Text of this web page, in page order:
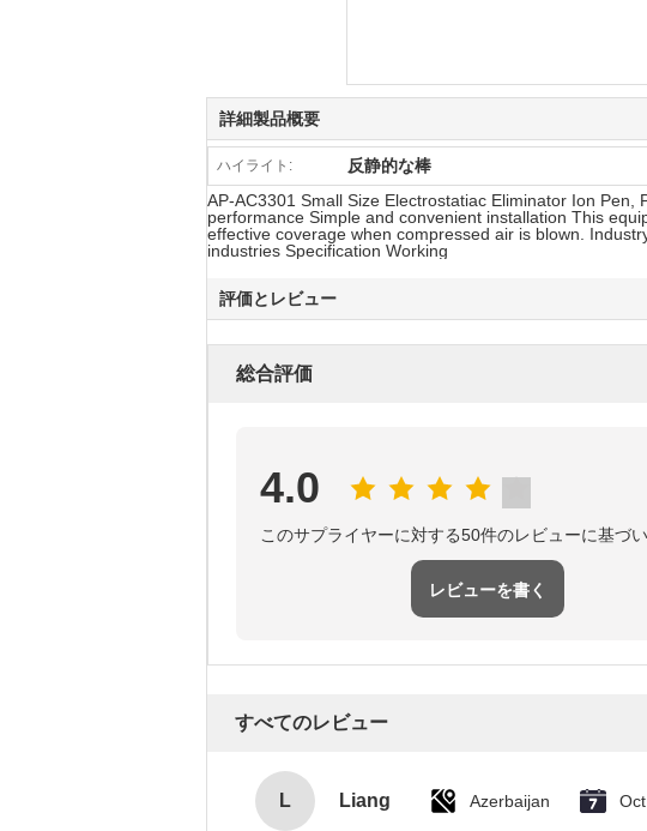
詳細製品概要
ハイライト:
反静的な棒
AP-AC3301 Small Size Electrostatiac Eliminator Ion
performance Simple and convenient installation This
effective coverage when compressed air is blown.
industries Specification Working
評価とレビュー
総合評価
4.0
このサプライヤーに対する50件のレビューに基づ
レビューを書く
すべてのレビュー
L Liang Azerbaijan